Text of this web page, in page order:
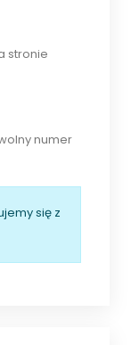
stronie
numer
się z